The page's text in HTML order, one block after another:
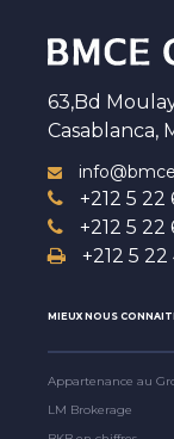
63,Bd
Casablanca,
+212 5 22
+212 5
+212 5
MIEUX NOUS
Appartenance au
LM Brokerage